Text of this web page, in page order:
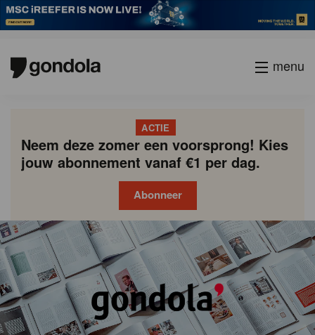
menu
ACTIE
Neem deze zomer een voorsprong! Kies
jouw abonnement vanaf €1 per dag.
Abonneer
Gondola
academy
Gondola
society